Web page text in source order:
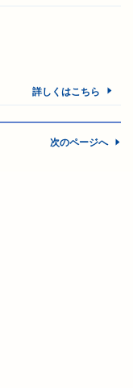
詳しくはこちら
次のページへ